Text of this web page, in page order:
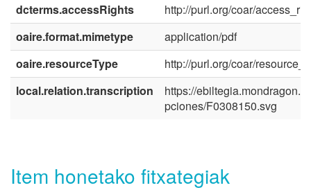
dcterms.accessRights
http://purl.org/coar/
oaire.format.mimetype
application/pdf
oaire.resourceType
http://purl.org/coar/
local.relation.transcription
https://
pciones/F0308150.svg
Item honetako fitxategiak